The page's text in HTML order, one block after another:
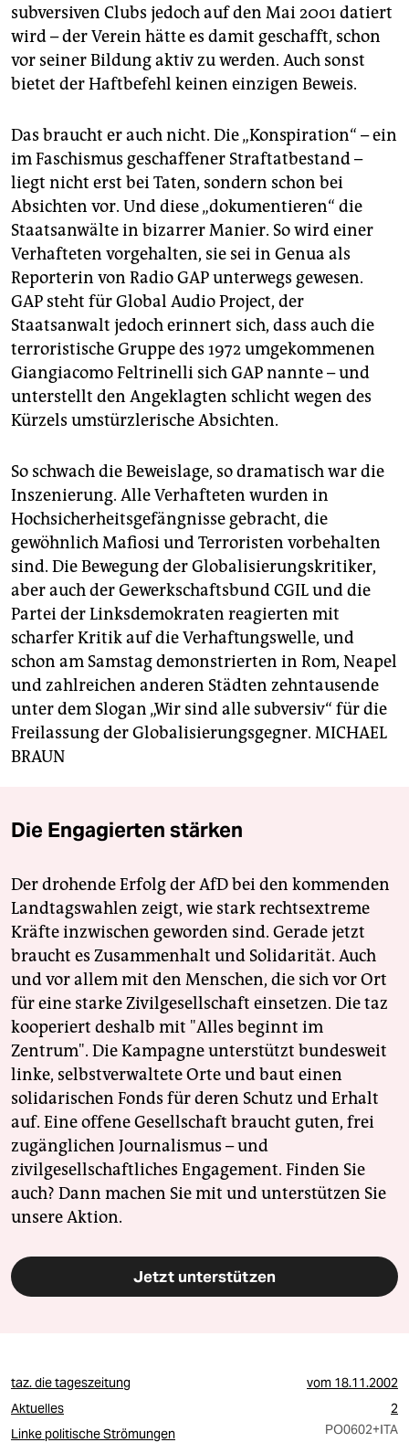
subversiven Clubs jedoch auf den Mai 2001 datiert
wird – der Verein hätte es damit geschafft, schon
vor seiner Bildung aktiv zu werden. Auch sonst
bietet der Haftbefehl keinen einzigen Beweis.
Das braucht er auch nicht. Die „Konspiration“ – ein
im Faschismus geschaffener Straftatbestand –
liegt nicht erst bei Taten, sondern schon bei
Absichten vor. Und diese „dokumentieren“ die
Staatsanwälte in bizarrer Manier. So wird einer
Verhafteten vorgehalten, sie sei in Genua als
Reporterin von Radio GAP unterwegs gewesen.
GAP steht für Global Audio Project, der
Staatsanwalt jedoch erinnert sich, dass auch die
terroristische Gruppe des 1972 umgekommenen
Giangiacomo Feltrinelli sich GAP nannte – und
unterstellt den Angeklagten schlicht wegen des
Kürzels umstürzlerische Absichten.
So schwach die Beweislage, so dramatisch war die
Inszenierung. Alle Verhafteten wurden in
Hochsicherheitsgefängnisse gebracht, die
gewöhnlich Mafiosi und Terroristen vorbehalten
sind. Die Bewegung der Globalisierungskritiker,
aber auch der Gewerkschaftsbund CGIL und die
Partei der Linksdemokraten reagierten mit
scharfer Kritik auf die Verhaftungswelle, und
schon am Samstag demonstrierten in Rom, Neapel
und zahlreichen anderen Städten zehntausende
unter dem Slogan „Wir sind alle subversiv“ für die
Freilassung der Globalisierungsgegner. MICHAEL
BRAUN
Die Engagierten stärken
Der drohende Erfolg der AfD bei den kommenden
Landtagswahlen zeigt, wie stark rechtsextreme
Kräfte inzwischen geworden sind. Gerade jetzt
braucht es Zusammenhalt und Solidarität. Auch
und vor allem mit den Menschen, die sich vor Ort
für eine starke Zivilgesellschaft einsetzen. Die taz
kooperiert deshalb mit "Alles beginnt im
Zentrum". Die Kampagne unterstützt bundesweit
linke, selbstverwaltete Orte und baut einen
solidarischen Fonds für deren Schutz und Erhalt
auf. Eine offene Gesellschaft braucht guten, frei
zugänglichen Journalismus – und
zivilgesellschaftliches Engagement. Finden Sie
auch? Dann machen Sie mit und unterstützen Sie
unsere Aktion.
Jetzt unterstützen
taz. die tageszeitung vom 18.11.2002
Aktuelles
2
Linke politische Strömungen
PO0602+ITA